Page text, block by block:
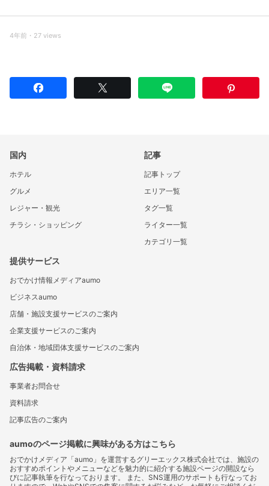
4年前・27 views
国内
ホテル
グルメ
レジャー・観光
チラシ・ショッピング
記事
記事トップ
エリア一覧
タグ一覧
ライター一覧
カテゴリ一覧
提供サービス
おでかけ情報メディアaumo
ビジネスaumo
店舗・施設支援サービスのご案内
企業支援サービスのご案内
自治体・地域団体支援サービスのご案内
広告掲載・資料請求
事業者お問合せ
資料請求
記事広告のご案内
aumoのページ掲載に興味がある方はこちら
おでかけメディア「aumo」を運営するグリーエックス株式会社では、施設の
おすすめポイントやメニューなどを魅力的に紹介する施設ページの開設なら
びに記事執筆を行なっております。 また、SNS運用のサポートも行なってお